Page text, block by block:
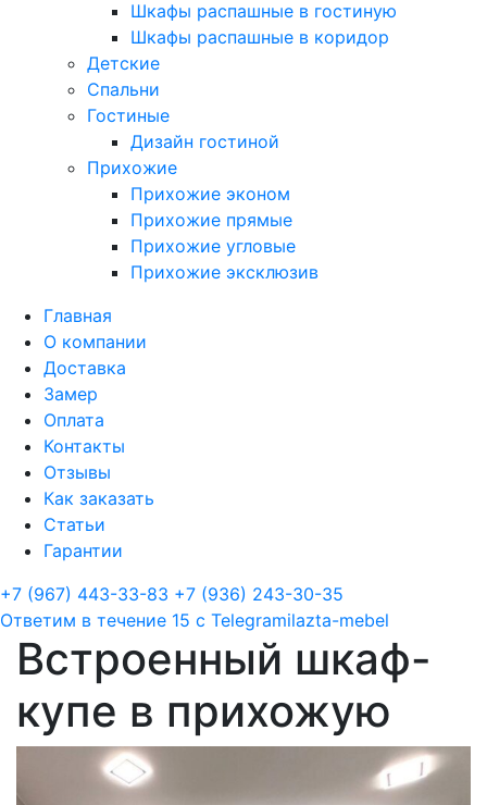
Шкафы распашные в гостиную
Шкафы распашные в коридор
Детские
Спальни
Гостиные
Дизайн гостиной
Прихожие
Прихожие эконом
Прихожие прямые
Прихожие угловые
Прихожие эксклюзив
Главная
О компании
Доставка
Замер
Оплата
Контакты
Отзывы
Как заказать
Статьи
Гарантии
+7 (967) 443-33-83 +7 (936) 243-30-35
Ответим в течение 15 с Telegramilazta-mebel
Встроенный шкаф-
купе в прихожую